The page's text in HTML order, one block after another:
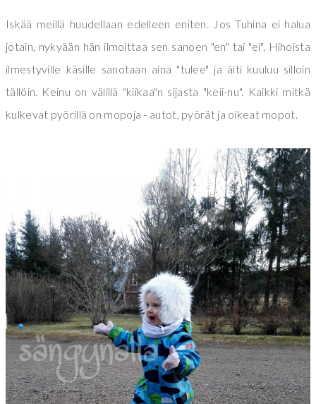
Iskää meillä huudellaan edelleen eniten. Jos Tuhina ei halua
jotain, nykyään hän ilmoittaa sen sanoen "en" tai "ei". Hihoista
ilmestyville käsille sanotaan aina "tulee" ja äiti kuuluu silloin
tällöin. Keinu on välillä "kiikaa"n sijasta "keii-nu". Kaikki mitkä
kulkevat pyörillä on mopoja - autot, pyörät ja oikeat mopot.